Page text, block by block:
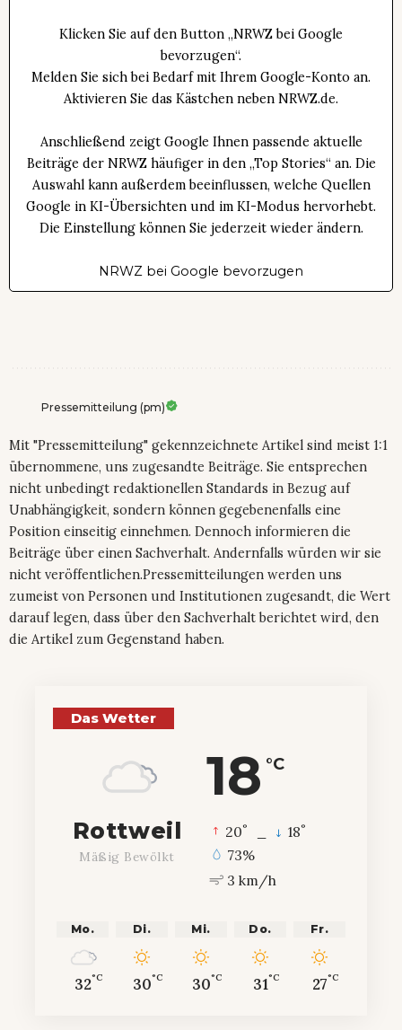
Klicken Sie auf den Button „NRWZ bei Google
bevorzugen“.
Melden Sie sich bei Bedarf mit Ihrem Google-Konto an.
Aktivieren Sie das Kästchen neben NRWZ.de.
Anschließend zeigt Google Ihnen passende aktuelle
Beiträge der NRWZ häufiger in den „Top Stories“ an. Die
Auswahl kann außerdem beeinflussen, welche Quellen
Google in KI-Übersichten und im KI-Modus hervorhebt.
Die Einstellung können Sie jederzeit wieder ändern.
NRWZ bei Google bevorzugen
Pressemitteilung (pm)
Mit "Pressemitteilung" gekennzeichnete Artikel sind meist 1:1
übernommene, uns zugesandte Beiträge. Sie entsprechen
nicht unbedingt redaktionellen Standards in Bezug auf
Unabhängigkeit, sondern können gegebenenfalls eine
Position einseitig einnehmen. Dennoch informieren die
Beiträge über einen Sachverhalt. Andernfalls würden wir sie
nicht veröffentlichen.Pressemitteilungen werden uns
zumeist von Personen und Institutionen zugesandt, die Wert
darauf legen, dass über den Sachverhalt berichtet wird, den
die Artikel zum Gegenstand haben.
Das Wetter
18 °C
Rottweil
Mäßig Bewölkt
20° 18°
73%
3 km/h
Mo.
32°C
Di.
30°C
Mi.
30°C
Do.
31°C
Fr.
27°C